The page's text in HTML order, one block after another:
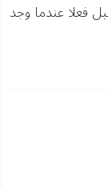
فعلا عندما وجد